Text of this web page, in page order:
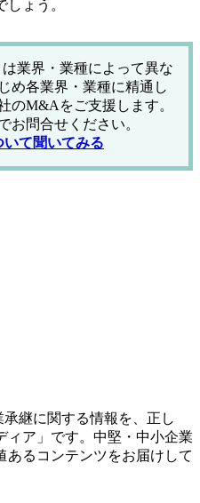
ょう。
業界・業種によって異な
め各業界・業種に精通し
のM&Aをご支援します。
お問合せください。
て聞いてみる
継に関する情報を、正し
ィア」です。中堅・中小企業
あるコンテンツをお届けして